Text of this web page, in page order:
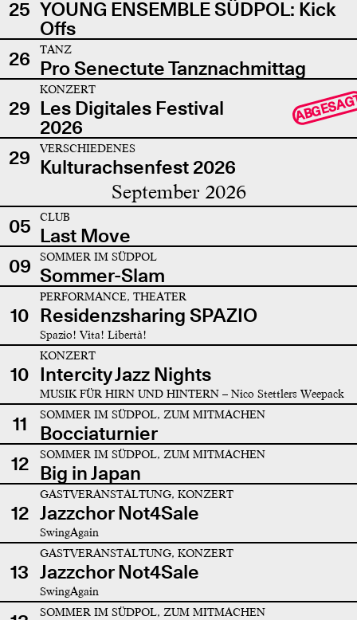
25 YOUNG ENSEMBLE SÜDPOL: Kick
Offs
26
TANZ
Pro Senectute Tanznachmittag
29
KONZERT
Les Digitales Festival
2026
29 VERSCHIEDENES
Kulturachsenfest 2026
September 2026
05 CLUB
Last Move
09
SOMMER IM SÜDPOL
Sommer-Slam
10
PERFORMANCE, THEATER
Residenzsharing SPAZIO
Spazio! Vita! Libertà!
10
KONZERT
Intercity Jazz Nights
MUSIK FÜR HIRN UND HINTERN – Nico Stettlers Weepack
11 SOMMER IM SÜDPOL, ZUM MITMACHEN
Bocciaturnier
12
SOMMER IM SÜDPOL, ZUM MITMACHEN
Big in Japan
12
GASTVERANSTALTUNG, KONZERT
Jazzchor Not4Sale
SwingAgain
13
GASTVERANSTALTUNG, KONZERT
Jazzchor Not4Sale
SwingAgain
SOMMER IM SÜDPOL, ZUM MITMACHEN